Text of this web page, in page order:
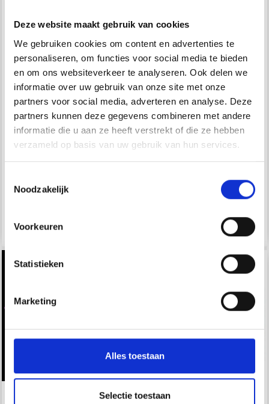
Deze website maakt gebruik van cookies
We gebruiken cookies om content en advertenties te
personaliseren, om functies voor social media te bieden
en om ons websiteverkeer te analyseren. Ook delen we
informatie over uw gebruik van onze site met onze
partners voor social media, adverteren en analyse. Deze
partners kunnen deze gegevens combineren met andere
informatie die u aan ze heeft verstrekt of die ze hebben
verzameld op basis van uw gebruik van hun services.
Noodzakelijk
Voorkeuren
Statistieken
Marketing
Alles toestaan
Selectie toestaan
KNITPRO GINGER
RIBBELSTEEK SET 20
CM
EUR 106.35
Aantal
Geen verzendkosten!
LOT LICHTE
SOKSTOKKEN VAN
BAMBOE, 15 MATEN, 20
CM
EUR 20.70 EUR 41.40
Aantal
winkelwagen
Économisez jusqu'à 50 %
Soyez le premier à connaître nos soldes et
offres limitées en vous inscrivant à notre
Wil je liever nieuws ontvangen over onze
Ja, graag!